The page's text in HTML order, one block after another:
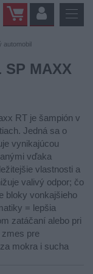
automobil
SP MAXX
RT je šampión v
Jedná sa o
vynikajúcou
vďaka
vlastnosti a
valivý odpor; čo
bloky vonkajšieho
= lepšia
zatáčaní alebo pri
pre
mokra i sucha